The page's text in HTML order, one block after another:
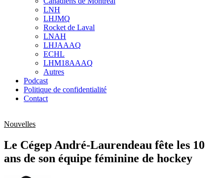
sub
menu
LNH
LHJMQ
Rocket de Laval
LNAH
LHJAAAQ
ECHL
LHM18AAAQ
Autres
Podcast
Politique de confidentialité
Contact
Nouvelles
Le Cégep André-Laurendeau fête les 10
ans de son équipe féminine de hockey